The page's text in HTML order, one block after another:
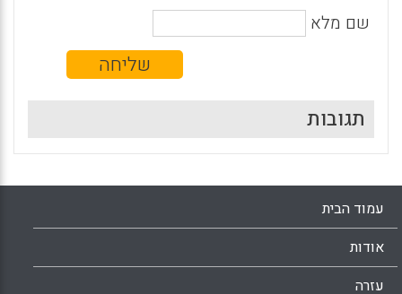
שם מלא
תגובות
עמוד הבית
אודות
עזרה